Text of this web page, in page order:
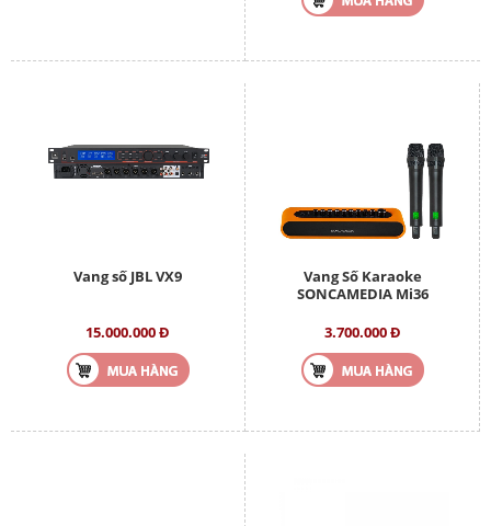
Vang số JBL VX9
15.000.000 Đ
Vang Số Karaoke
SONCAMEDIA Mi36
3.700.000 Đ